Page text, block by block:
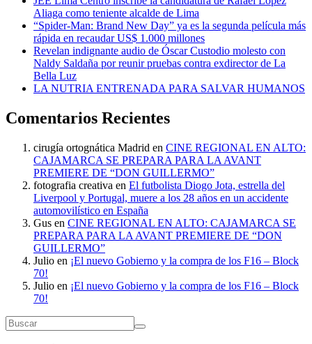
Aliaga como teniente alcalde de Lima
“Spider-Man: Brand New Day” ya es la segunda película más
rápida en recaudar US$ 1.000 millones
Revelan indignante audio de Óscar Custodio molesto con
Naldy Saldaña por reunir pruebas contra exdirector de La
Bella Luz
LA NUTRIA ENTRENADA PARA SALVAR HUMANOS
Comentarios Recientes
cirugía ortognática Madrid en CINE REGIONAL EN ALTO:
CAJAMARCA SE PREPARA PARA LA AVANT
PREMIERE DE “DON GUILLERMO”
fotografia creativa en El futbolista Diogo Jota, estrella del
Liverpool y Portugal, muere a los 28 años en un accidente
automovilístico en España
Gus en CINE REGIONAL EN ALTO: CAJAMARCA SE
PREPARA PARA LA AVANT PREMIERE DE “DON
GUILLERMO”
Julio en ¡El nuevo Gobierno y la compra de los F16 – Block
70!
Julio en ¡El nuevo Gobierno y la compra de los F16 – Block
70!